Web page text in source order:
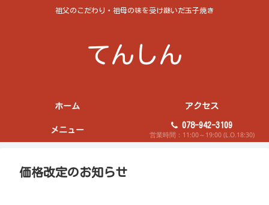
祖父のこだわり・祖母の味を受け継いだ玉子焼き
てんしん
ホーム アクセス
メニュー
078-942-3109
営業時間：11:00～19:00 (L.O.18:30)
価格改定のお知らせ